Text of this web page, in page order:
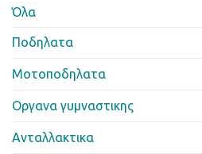
Όλα
Ποδηλατα
Μοτοποδηλατα
Οργανα γυμναστικης
Ανταλλακτικα